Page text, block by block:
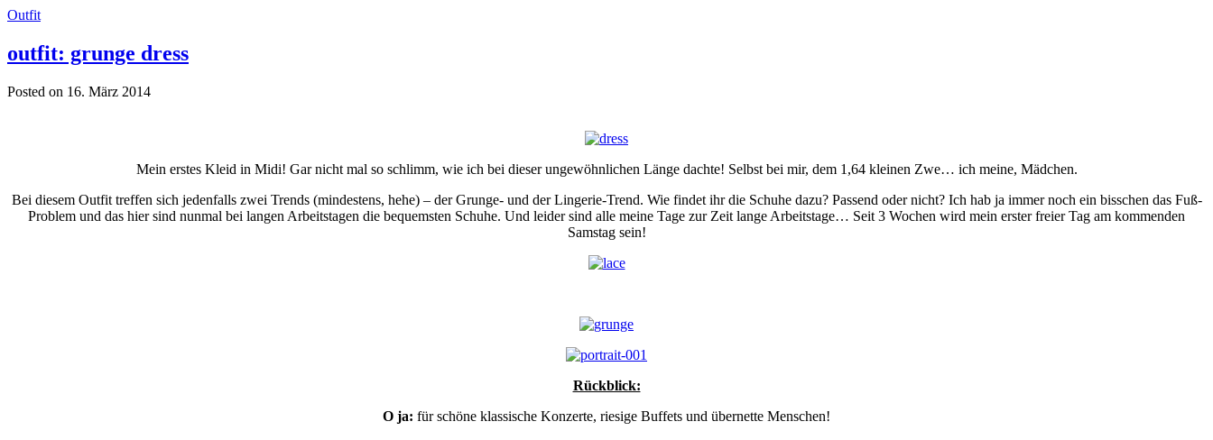
Outfit
outfit: grunge dress
Posted on 16. März 2014
Mein erstes Kleid in Midi! Gar nicht mal so schlimm, wie ich bei dieser ungewöhnlichen Länge dachte! Selbst bei mir, dem 1,64 kleinen Zwe… ich meine, Mädchen.
Bei diesem Outfit treffen sich jedenfalls zwei Trends (mindestens, hehe) – der Grunge- und der Lingerie-Trend. Wie findet ihr die Schuhe dazu? Passend oder nicht? Ich hab ja immer noch ein bisschen das Fuß-
Problem und das hier sind nunmal bei langen Arbeitstagen die bequemsten Schuhe. Und leider sind alle meine Tage zur Zeit lange Arbeitstage… Seit 3 Wochen wird mein erster freier Tag am kommenden
Samstag sein!
Rückblick:
O ja: für schöne klassische Konzerte, riesige Buffets und übernette Menschen!